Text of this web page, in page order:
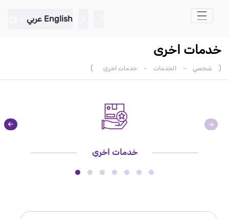
تخطي إلى المحتوى الرئيسي
English عربي
خدمات اخرى
( شخصي - الخدمات - خدمات اخرى )
خدمات اخري